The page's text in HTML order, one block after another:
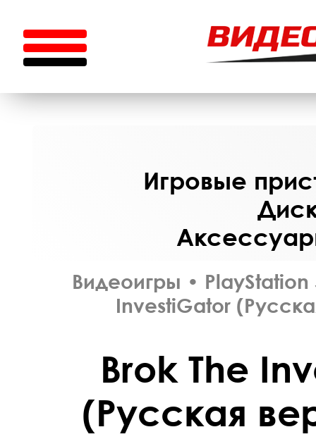
Игровые
Видеоигры • PlayStation
InvestiGator
Brok The
(Русская